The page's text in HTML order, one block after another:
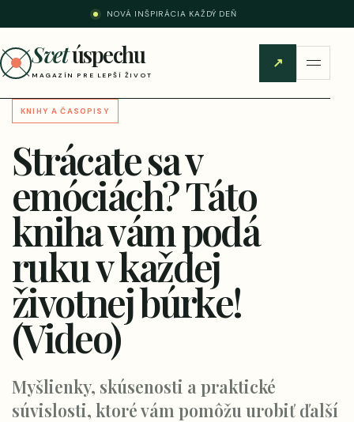
NOVÁ INŠPIRÁCIA KAŽDÝ DEŇ
Svetúspechu
MAGAZÍN PRE LEPŠÍ ŽIVOT
↗
KNIHY A ČASOPISY
Strácate sa v
emóciách? Táto
kniha vám podá
ruku v každej
životnej búrke!
(Video)
Myšlienky, skúsenosti a praktické
súvislosti, ktoré vám pomôžu urobiť ďalší